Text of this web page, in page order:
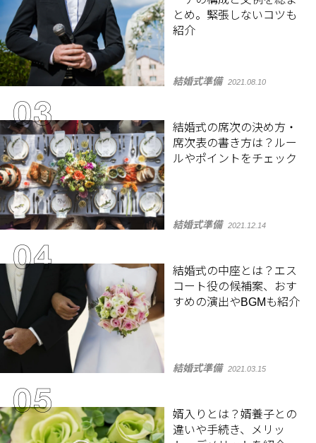
とめ。緊張しないコツも
紹介
結婚式準備 2021.08.10
結婚式の席次の決め方・
席次表の書き方は？ルー
ルやポイントをチェック
結婚式準備 2021.12.14
結婚式の中座とは？エス
コート役の候補案、おす
すめの演出やBGMも紹介
結婚式準備 2021.03.15
婿入りとは？婿養子との
違いや手続き、メリッ